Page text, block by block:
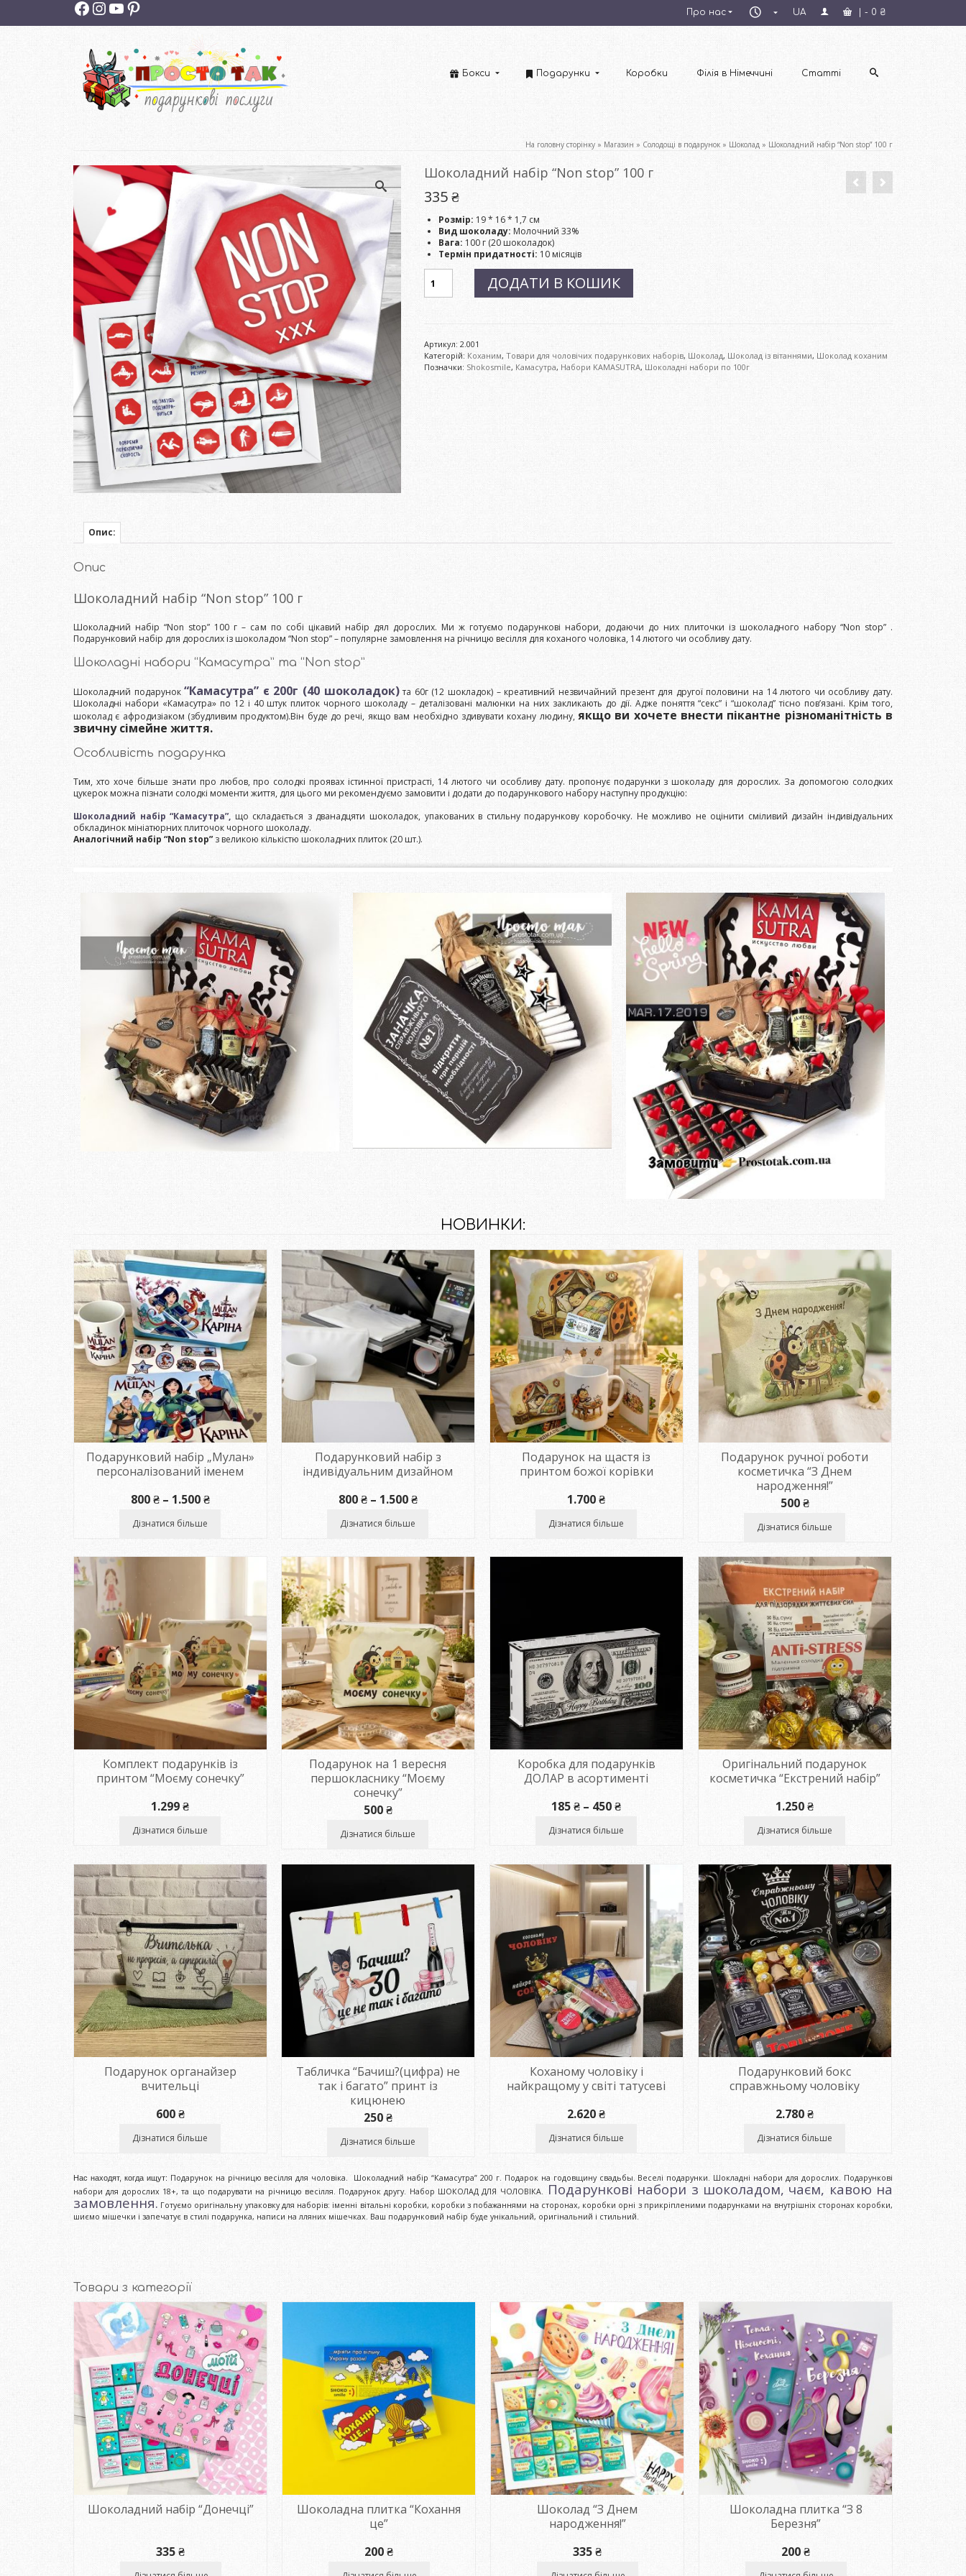
Про нас
Пн–
Пт
UA - 0 ₴
Facebook
Instagram
YouTube
Pinterest
Бокси Подарунки Коробки Філія в Німеччині Статті
На головну сторінку » Магазин » Солодощі в подарунок » Шоколад » Шоколадний набір “Non stop” 100 г
Шоколадний набір “Non stop” 100 г
335₴
Розмір: 19 * 16 * 1,7 см
Вид шоколаду: Молочний 33%
Вага: 100 г (20 шоколадок)
Термін придатності: 10 місяців
Шоколадний
набір
"Non
кількість
ДОДАТИ В КОШИК
Артикул: 2.001
Категорій: Коханим, Товари для чоловічих подарункових наборів, Шоколад, Шоколад із вітаннями, Шоколад коханим
Позначки: Shokosmile, Камасутра, Набори KAMASUTRA, Шоколадні набори по 100г
Опис:
Опис
Шоколадний набір “Non stop” 100 г
Шоколадний набір “Non stop” 100 г – сам по собі цікавий набір дял дорослих. Ми ж готуємо подарункові набори, додаючи до них плиточки із шоколадного набору “Non stop” .
Подарунковий набір для дорослих із шоколадом “Non stop” – популярне замовлення на річницю весілля для коханого чоловіка, 14 лютого чи особливу дату.
Шоколадні набори “Камасутра” та “Non stop”
Шоколадний подарунок“Камасутра” є 200г (40 шоколадок)та 60г (12 шокладок) – креативний незвичайний презент для другої половини на 14 лютого чи особливу дату.
Шоколадні набори «Камасутра» по 12 і 40 штук плиток чорного шоколаду – деталізовані малюнки на них закликають до дії. Адже поняття “секс” і “шоколад” тісно пов’язані. Крім того,
шоколад є афродизіаком (збудливим продуктом).Він буде до речі, якщо вам необхідно здивувати кохану людину, якщо ви хочете внести пікантне різноманітність в
звичну сімейне життя.
Особливість подарунка
Тим, хто хоче більше знати про любов, про солодкі проявах істинної пристрасті, 14 лютого чи особливу дату. пропонує подарунки з шоколаду для дорослих. За допомогою солодких
цукерок можна пізнати солодкі моменти життя, для цього ми рекомендуємо замовити і додати до подарункового набору наступну продукцію:
Шоколадний набір “Камасутра”, що складається з дванадцяти шоколадок, упакованих в стильну подарункову коробочку. Не можливо не оцінити сміливий дизайн індивідуальних
обкладинок мініатюрних плиточок чорного шоколаду.
Аналогічний набір “Non stop”з великою кількістю шоколадних плиток (20 шт.).
Замовити Замовити
Замовити
НОВИНКИ:
Подарунковий набір „Мулан»
персоналізований іменем
800₴ – 1.500₴Діапазон
1.500 ₴
Дізнатися більше
Подарунковий набір з
індивідуальним дизайном
800₴ – 1.500₴Діапазон
1.500 ₴
Дізнатися більше
Подарунок на щастя із
принтом божої корівки
1.700₴
Дізнатися більше
Подарунок ручної роботи
косметичка “З Днем
народження!”
500₴
Дізнатися більше
Комплект подарунків із
принтом “Моєму сонечку”
1.299₴
Дізнатися більше
Подарунок на 1 вересня
першокласнику “Моєму
сонечку”
500₴
Дізнатися більше
Коробка для подарунків
ДОЛАР в асортименті
185₴ – 450₴Діапазон
від
450 ₴
Дізнатися більше
Оригінальний подарунок
косметичка “Екстрений набір”
1.250₴
Дізнатися більше
Подарунок органайзер
вчительці
600₴
Дізнатися більше
Табличка “Бачиш?(цифра) не
так і багато” принт із
кицюнею
250₴
Дізнатися більше
Коханому чоловіку і
найкращому у світі татусеві
2.620₴
Дізнатися більше
Подарунковий бокс
справжньому чоловіку
2.780₴
Дізнатися більше
Нас находят, когда ищут: Подарунок на річницю весілля для чоловіка. Шоколадний набір “Камасутра” 200 г. Подарок на годовщину свадьбы. Веселі подарунки. Шокладні набори для дорослих. Подарункові
набори для дорослих 18+, та що подарувати на річницю весілля. Подарунок другу. Набор ШОКОЛАД ДЛЯ ЧОЛОВІКА.
Подарункові набори з шоколадом, чаєм, кавою на
замовлення. Готуємо оригінальну упаковку для наборів: іменні вітальні коробки, коробки з побажаннями на сторонах, коробки орні з прикріпленими подарунками на внутрішніх сторонах коробки,
шиємо мішечки і запечатує в стилі подарунка, написи на лляних мішечках. Ваш подарунковий набір буде унікальний, оригінальний і стильний.
Товари з категорії
Шоколадний набір “Донечці”
335₴
Шоколадна плитка “Кохання
це”
200₴
Шоколад “З Днем
народження!”
335₴
Шоколадна плитка “З 8
Березня”
200₴